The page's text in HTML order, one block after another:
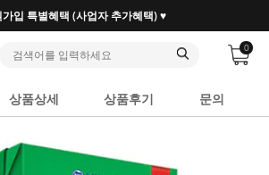
입 특별혜택 (사업자 추가혜택) ♥
0
상품상세 상품후기 문의